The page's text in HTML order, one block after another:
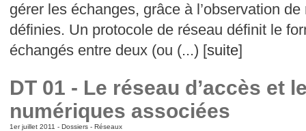
gérer les échanges, grâce à l’observation
définies. Un protocole de réseau définit le
échangés entre deux (ou (...) [suite]
DT 01 - Le réseau d’accès et
numériques associées
1er juillet 2011 - Dossiers- Réseaux